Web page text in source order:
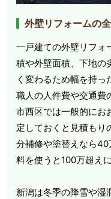
外壁リフォームの
一戸建ての外壁リフォ
積や外壁面積、下地の
く変わるため幅を持っ
職人の人件費や交通費
市西区では一般的にお
定しておくと見積もり
分補修や塗替えなら
料を使うと100万超え
新潟は冬季の降雪や湿